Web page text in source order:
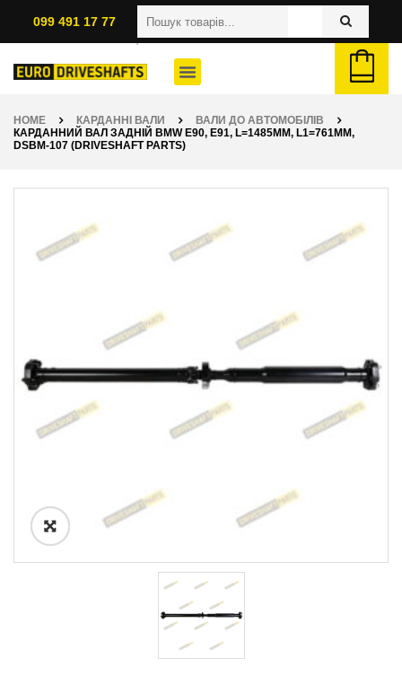
099 491 17 77
HOME КАРДАННІ ВАЛИ
ВАЛИ ДО АВТОМОБІЛІВ
КАРДАННИЙ ВАЛ ЗАДНІЙ BMW E90, E91, L=1485ММ, L1=761ММ,
DSBM-107 (DRIVESHAFT PARTS)